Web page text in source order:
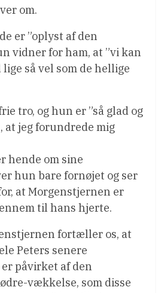
om.
er ”oplyst af den
vidner for ham, at ”vi kan
så vel som de hellige
tro, og hun er ”så glad og
at jeg forundrede mig
hende om sine
hun bare fornøjet og ser
at Morgenstjernen er
til hans hjerte.
fortæller os, at
Peters senere
påvirket af den
vækkelse, som disse